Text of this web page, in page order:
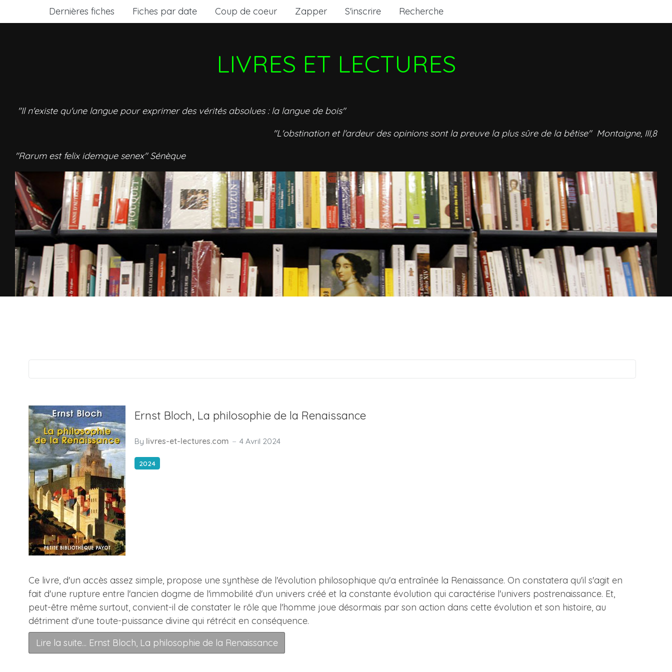
Dernières fiches Fiches par date Coup de coeur Zapper S'inscrire Recherche
LIVRES ET LECTURES
"Il n'existe qu'une langue pour exprimer des vérités absolues : la langue de bois"
"L'obstination et l'ardeur des opinions sont la preuve la plus sûre de la bêtise" Montaigne, III,8
"Rarum est felix idemque senex" Sénèque
Ernst Bloch, La philosophie de la Renaissance
By livres-et-lectures.com 4 Avril 2024
2024
Ce livre, d'un accès assez simple, propose une synthèse de l'évolution philosophique qu'a entraînée la Renaissance. On constatera qu'il s'agit en
fait d'une rupture entre l'ancien dogme de l'immobilité d'un univers créé et la constante évolution qui caractérise l'univers postrenaissance. Et,
peut-être même surtout, convient-il de constater le rôle que l'homme joue désormais par son action dans cette évolution et son histoire, au
détriment d'une toute-puissance divine qui rétrécit en conséquence.
Lire la suite... Ernst Bloch, La philosophie de la Renaissance